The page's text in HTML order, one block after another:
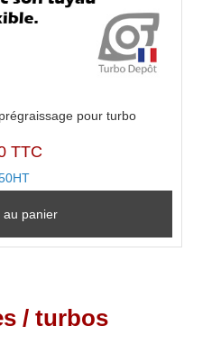
pour turbo
TTC
au panier
/ turbos